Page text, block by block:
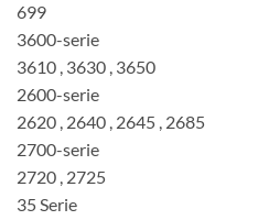
699
3600-serie
3610 , 3630 , 3650
2600-serie
2620 , 2640 , 2645 , 2685
2700-serie
2720 , 2725
35 Serie